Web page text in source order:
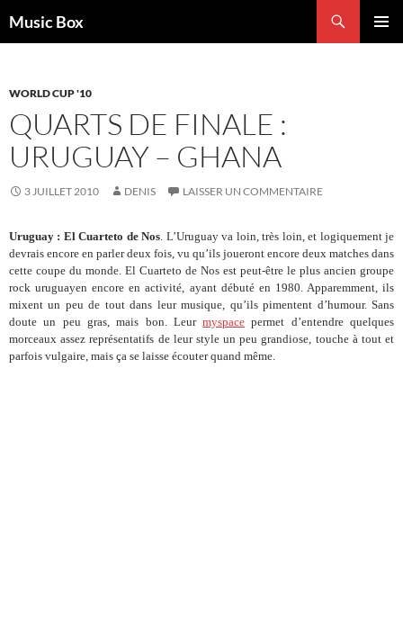
auMusic Box
WORLD CUP '10
QUARTS DE FINALE :
URUGUAY – GHANA
3 JUILLET 2010 DENIS LAISSER UN COMMENTAIRE
Uruguay : El Cuarteto de Nos. L’Uruguay va loin, très loin, et logiquement je
devrais encore en parler deux fois, vu qu’ils joueront encore deux matches dans
cette coupe du monde. El Cuarteto de Nos est peut-être le plus ancien groupe
rock uruguayen encore en activité, ayant débuté en 1980. Apparemment, ils
mixent un peu de tout dans leur musique, qu’ils pimentent d’humour. Sans
doute un peu gras, mais bon. Leurmyspace permet d’entendre quelques
morceaux assez représentatifs de leur style un peu grandiose, touche à tout et
parfois vulgaire, mais ça se laisse écouter quand même.